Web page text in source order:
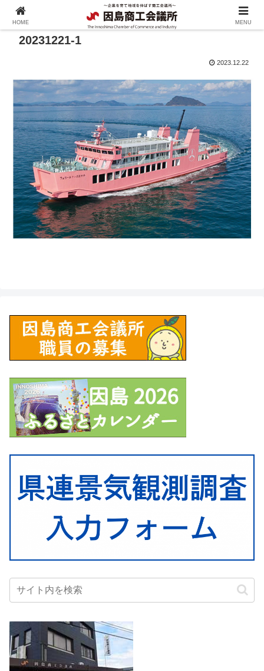
20231221-1
2023.12.22
HOME MENU